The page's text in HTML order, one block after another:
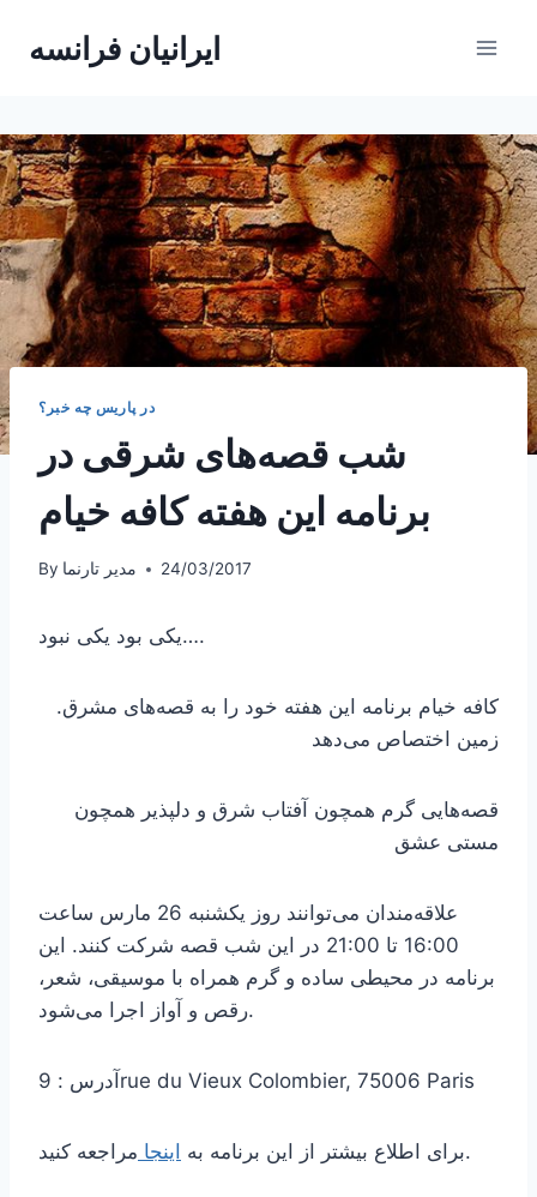
ایرانیان فرانسه
در پاریس چه خبر؟
شب قصه‌های شرقی در
برنامه این هفته کافه خیام
By مدیر تارنما 24/03/2017
یکی بود یکی نبود….
.کافه خیام برنامه این هفته خود را به قصه‌های مشرق
زمین اختصاص می‌دهد
قصه‌هایی گرم همچون آفتاب شرق و دلپذیر همچون
مستی عشق
علاقه‌مندان می‌توانند روز یکشنبه 26 مارس ساعت
16:00 تا 21:00 در این شب قصه شرکت کنند. این
برنامه در محیطی ساده و گرم همراه با موسیقی، شعر،
رقص و آواز اجرا می‌شود.
آدرس : 9rue du Vieux Colombier, 75006 Paris
برای اطلاع بیشتر از این برنامه به اینجا مراجعه کنید.